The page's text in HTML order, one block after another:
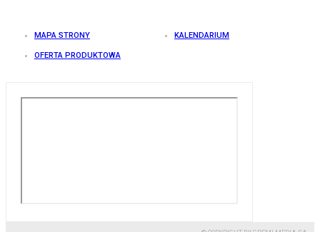
MAPA STRONY KALENDARIUM
OFERTA PRODUKTOWA